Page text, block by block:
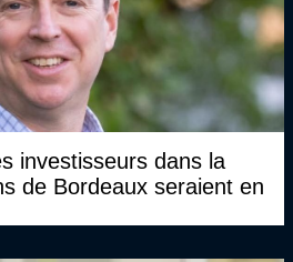
investisseurs dans la
de Bordeaux seraient en